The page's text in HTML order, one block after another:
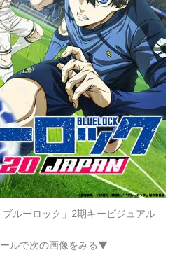
ブルーロック」2期キービジュアル
ルで次の画像をみる▼